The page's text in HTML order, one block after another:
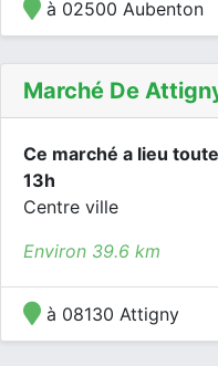
à 02500 Aubenton
Marché De
Ce marché a lieu
13h
Centre ville
Environ 39.6 km
à 08130 Attigny